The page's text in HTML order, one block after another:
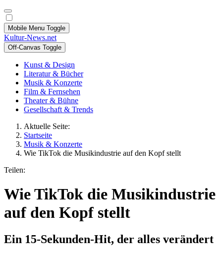
Mobile Menu Toggle
Kultur-News.net
Off-Canvas Toggle
Kunst & Design
Literatur & Bücher
Musik & Konzerte
Film & Fernsehen
Theater & Bühne
Gesellschaft & Trends
Aktuelle Seite:
Startseite
Musik & Konzerte
Wie TikTok die Musikindustrie auf den Kopf stellt
Teilen:
Wie TikTok die Musikindustrie
auf den Kopf stellt
Ein 15-Sekunden-Hit, der alles verändert